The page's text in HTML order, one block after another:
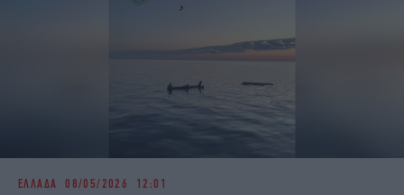
ΕΛΛΑΔΑ 08/05/2026 12:01